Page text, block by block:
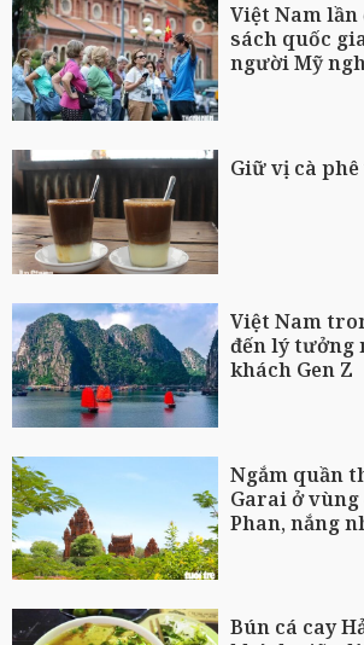
Việt Nam lần
sách quốc
người Mỹ
Giữ vị cà
Việt Nam
đến lý tưởng
khách Gen Z
Ngắm quần
Garai ở
Phan, nắng
Bún cá cay